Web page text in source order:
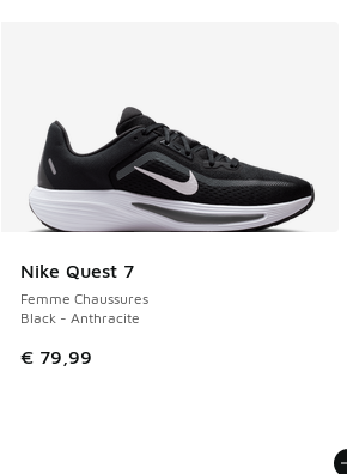
Nike Quest 7
Femme Chaussures
Black - Anthracite
€ 79,99